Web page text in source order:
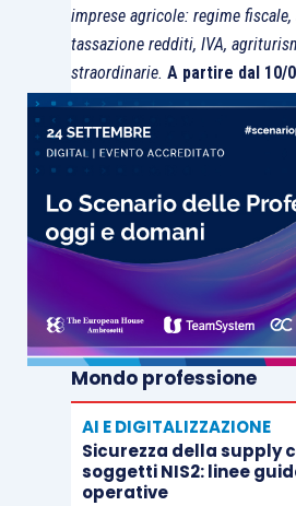
imprese agricole: regime
tassazione redditi, IVA,
straordinarie. A partire dal 10/
Mondo professione
AI E DIGITALIZZAZIONE
Sicurezza della supply
soggetti NIS2: linee
operative